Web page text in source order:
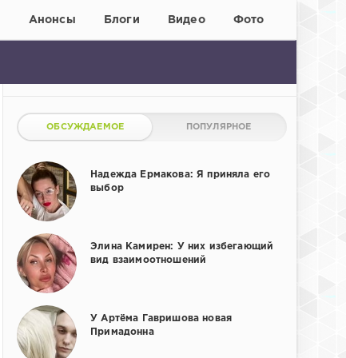
Анонсы Блоги Видео Фото
ОБСУЖДАЕМОЕ ПОПУЛЯРНОЕ
Надежда Ермакова: Я приняла его
выбор
Элина Камирен: У них избегающий
вид взаимоотношений
У Артёма Гавришова новая
Примадонна